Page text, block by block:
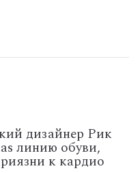
дизайнер Рик
линию обуви,
к кардио